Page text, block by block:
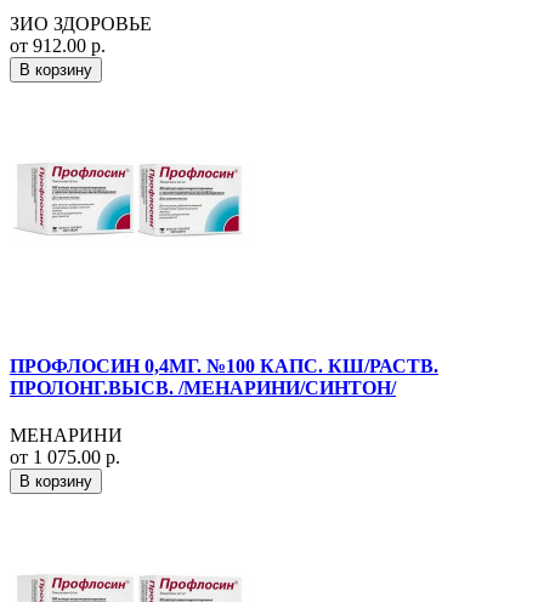
ЗИО ЗДОРОВЬЕ
от 912.00 р.
В корзину
ПРОФЛОСИН 0,4МГ. №100 КАПС. КШ/РАСТВ.
ПРОЛОНГ.ВЫСВ. /МЕНАРИНИ/СИНТОН/
МЕНАРИНИ
от 1 075.00 р.
В корзину